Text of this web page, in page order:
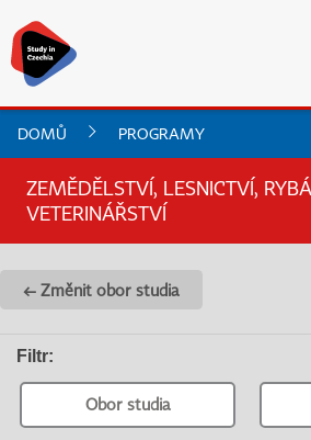
DOMŮ PROGRAMY
ZEMĚDĚLSTVÍ, LESNICTVÍ,
VETERINÁŘSTVÍ
← Změnit obor studia
Filtr:
Obor studia